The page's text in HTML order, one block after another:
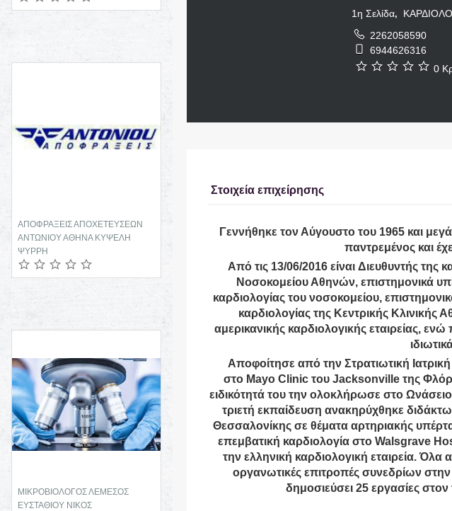
ΑΠΟΦΡΑΞΕΙΣ ΑΠΟΧΕΤΕΥΣΕΩΝ
ΑΝΤΩΝΙΟΥ ΑΘΗΝΑ ΚΥΨΕΛΗ
ΨΥΡΡΗ
ΠΛΑΣΤΙΚΟΣ ΧΕΙΡΟΥΡΓΟΣ
ΑΜΠΕΛΟΚΗΠΟΙ ΑΤΤΙΚΗ
ΑΠΟΦΡΑΞΕΙΣ ΑΠΟΧΕΤΕΥΣΕΩΝ
ΑΝΤΩΝΙΟΥ ΑΘΗΝΑ ΚΥΨΕΛΗ
ΨΥΡΡΗ
ΜΙΚΡΟΒΙΟΛΟΓΟΣ ΛΕΜΕΣΟΣ
ΕΥΣΤΑΘΙΟΥ ΝΙΚΟΣ
ΜΙΚΡΟΒΙΟΛΟΓΟΣ ΛΕΜΕΣΟΣ
1η Σελίδα,
2262058590
6944626316
0
Στοιχεία επιχείρησης
Γεννήθηκε τον Αύγουστο του 1965 και
παντρεμένος και
Από τις 13/06/2016 είναι Διευθυντής της
Νοσοκομείου Αθηνών, επιστημονικά
καρδιολογίας του νοσοκομείου,
καρδιολογίας της Κεντρικής Κλινικής
αμερικανικής καρδιολογικής εταιρείας,
Αποφοίτησε από την Στρατιωτική
στο Mayo Clinic του Jacksonville της
ειδικότητά του την ολοκλήρωσε στο
τριετή εκπαίδευση ανακηρύχθηκε
Θεσσαλονίκης σε θέματα αρτηριακής
επεμβατική καρδιολογία στο Walsgrave
την ελληνική καρδιολογική εταιρεία. Όλα
οργανωτικές επιτροπές συνεδρίων στην
δημοσιεύσει 25 εργασίες στον